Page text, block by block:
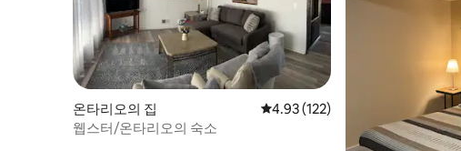
온타리오의 집 평점 4.93점(5점 만점), 후기 122개
4.93 (122)
웹스터/온타리오의 숙소